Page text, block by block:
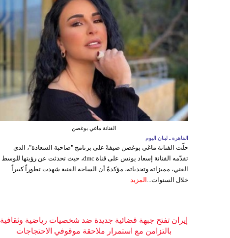
الفنانة ماغي بوغصن
القاهرة ـ لبنان اليوم
حلّت الفنانة ماغي بوغصن ضيفةً على برنامج "صاحبة السعادة"، الذي
تقدّمه الفنانة إسعاد يونس على قناة dmc، حيث تحدثت عن رؤيتها للوسط
الفني، مميزاته وتحدياته، مؤكدةً أن الساحة الفنية شهدت تطوراً كبيراً
خلال السنوات... المزيد
إيران تفتح جبهة قضائية جديدة ضد شخصيات رياضية وثقافية
بالتزامن مع استمرار ملاحقة موقوفي الاحتجاجات